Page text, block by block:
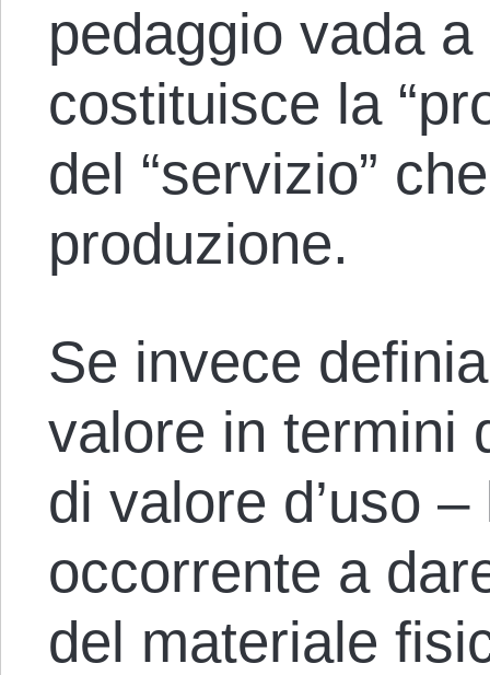
pedaggio vada
costituisce la
del “servizio”
produzione.
Se invece
valore in termini
di valore d’uso
occorrente a
del materiale